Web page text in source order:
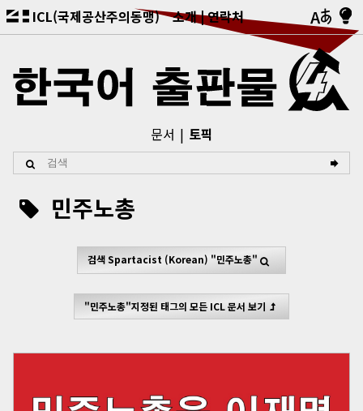
ICL(국제공산주의동맹) 소개 연락처
문서 토픽
민주노총
검색Spartacist (Korean) "민주노총"
"민주노총"지정된 태그의 모든 ICL 문서 보기